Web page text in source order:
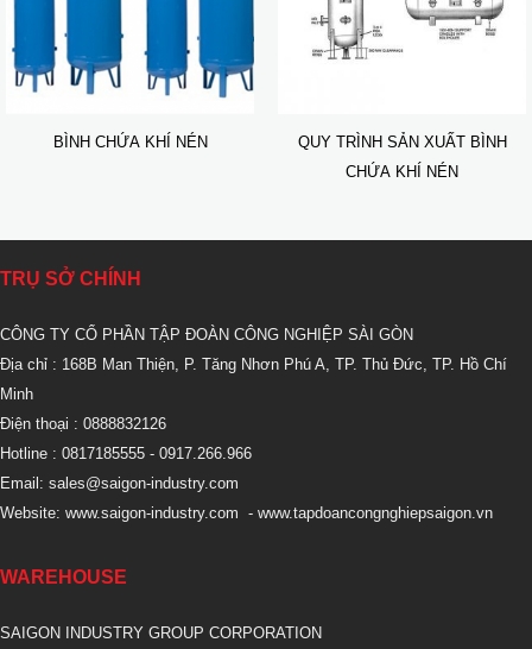
BÌNH CHỨA KHÍ NÉN
QUY TRÌNH SẢN XUẤT BÌNH
CHỨA KHÍ NÉN
TRỤ SỞ CHÍNH
CÔNG TY CỔ PHẦN TẬP ĐOÀN CÔNG NGHIỆP SÀI GÒN
Địa chỉ : 168B Man Thiện, P. Tăng Nhơn Phú A, TP. Thủ Đức, TP. Hồ Chí
Minh
Điện thoại : 0888832126
Hotline : 0817185555 - 0917.266.966
Email: sales@saigon-industry.com
Website: www.saigon-industry.com - www.tapdoancongnghiepsaigon.vn
WAREHOUSE
SAIGON INDUSTRY GROUP CORPORATION